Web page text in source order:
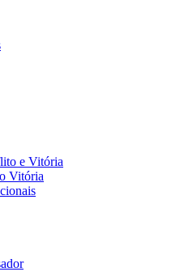
e Vitória
Vitória